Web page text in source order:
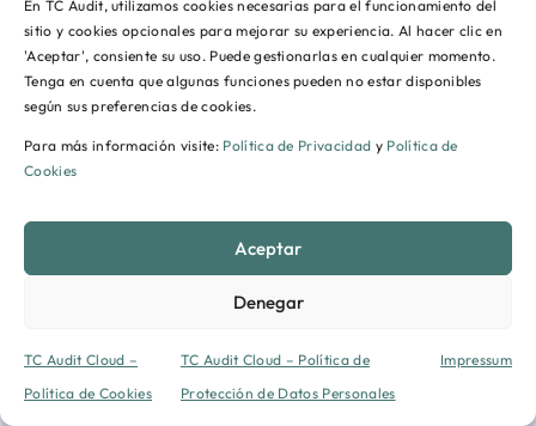
En TC Audit, utilizamos cookies necesarias para el funcionamiento del
sitio y cookies opcionales para mejorar su experiencia. Al hacer clic en
'Aceptar', consiente su uso. Puede gestionarlas en cualquier momento.
Tenga en cuenta que algunas funciones pueden no estar disponibles
según sus preferencias de cookies.
Para más información visite: Política de Privacidad y Política de
Cookies
Aceptar
Denegar
TC Audit Cloud –
Política de Cookies
TC Audit Cloud – Política de
Protección de Datos Personales
Impressum